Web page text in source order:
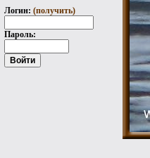
Логин: (получить)
Пароль: